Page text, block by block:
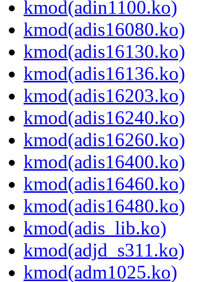
kmod(adin1100.ko)
kmod(adis16080.ko)
kmod(adis16130.ko)
kmod(adis16136.ko)
kmod(adis16203.ko)
kmod(adis16240.ko)
kmod(adis16260.ko)
kmod(adis16400.ko)
kmod(adis16460.ko)
kmod(adis16480.ko)
kmod(adis_lib.ko)
kmod(adjd_s311.ko)
kmod(adm1025.ko)